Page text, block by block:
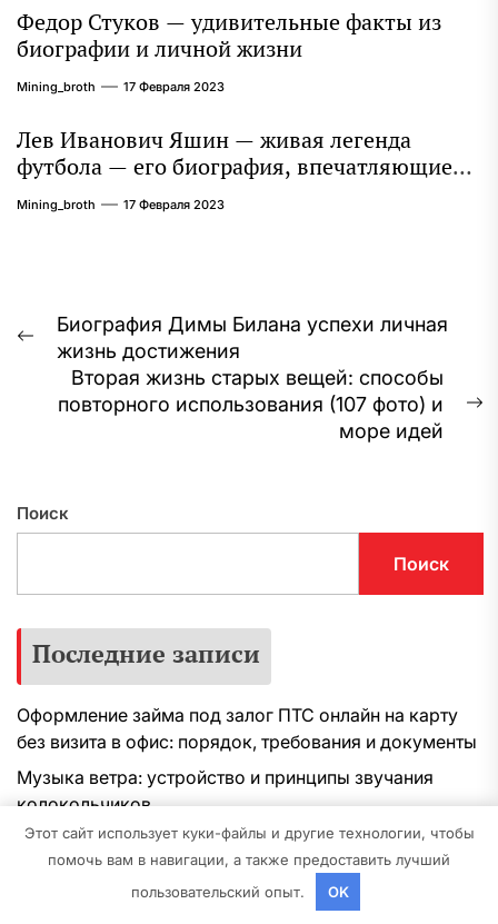
Федор Стуков — удивительные факты из
биографии и личной жизни
Mining_broth 17 Февраля 2023
Лев Иванович Яшин — живая легенда
футбола — его биография, впечатляющие
достижения и интересная личная жизнь
Mining_broth 17 Февраля 2023
Навигация
записям
Предыдущая
запись:
Биография Димы Билана успехи личная
жизнь достижения
Вторая жизнь старых вещей: способы
повторного использования (107 фото) и
море идей
Поиск
Поиск
Последние записи
Оформление займа под залог ПТС онлайн на карту
без визита в офис: порядок, требования и документы
Музыка ветра: устройство и принципы звучания
колокольчиков
Обзор онлайн-займов: условия выдачи, процентные
ставки и требования к заемщикам
Инвестирование в российские золотые монеты:
Этот сайт использует куки-файлы и другие технологии, чтобы
помочь вам в навигации, а также предоставить лучший
пользовательский опыт.
OK